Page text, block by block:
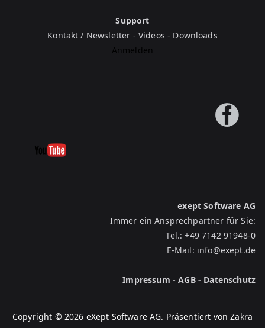
Support
Kontakt / Newsletter - Videos - Downloads
Anmelden
exept Software AG
Immer ein Ansprechpartner für Sie:
Tel.:+49 7142 91948-0
E-Mail: info@exept.de
Impressum -AGB- Datenschutz
Copyright © 2026 eXept Software AG. Präsentiert vonZakra